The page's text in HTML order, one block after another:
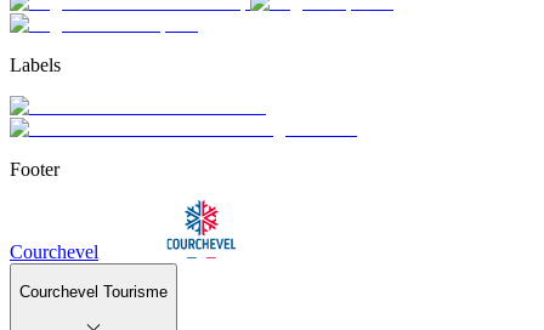
Labels
Footer
Courchevel
Courchevel Tourisme